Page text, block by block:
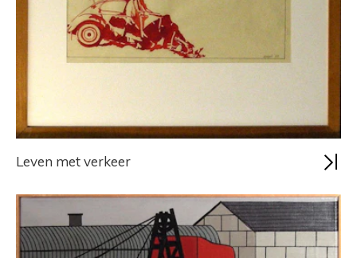
Leven met verkeer